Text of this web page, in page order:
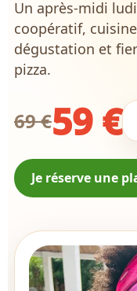
Un après-midi
coopératif,
dégustation et
pizza.
69 €59 €
Je réserve une